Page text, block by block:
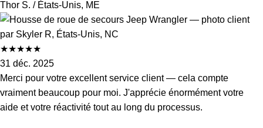
Thor S. / États-Unis, ME
★★★★★
31 déc. 2025
Merci pour votre excellent service client — cela compte
vraiment beaucoup pour moi. J'apprécie énormément votre
aide et votre réactivité tout au long du processus.